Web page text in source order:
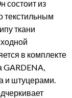
состоит из
текстильным
ткани
в комплекте
GARDENA,
и штуцерами.